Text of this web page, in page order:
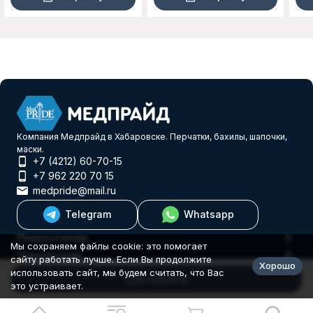
В корзину
Компания Медпрайд в Хабаровске. Перчатки, бахилы, шапочки,
маски.
+7 (4212) 60-70-15
+7 962 220 70 15
medpride@mail.ru
Telegram
Whatsapp
Покупателям
Покупателю
© 2026 Еврогифт
Мы сохраняем файлы cookie: это помогает
сайту работать лучше. Если Вы продолжите
использовать сайт, мы будем считать, что Вас
это устраивает.
Хорошо